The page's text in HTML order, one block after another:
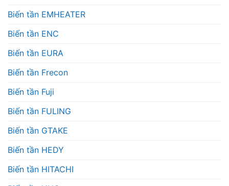
Biến tần EMHEATER
Biến tần ENC
Biến tần EURA
Biến tần Frecon
Biến tần Fuji
Biến tần FULING
Biến tần GTAKE
Biến tần HEDY
Biến tần HITACHI